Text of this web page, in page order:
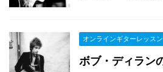
オンラインギターレッスン
ボブ・ディラン